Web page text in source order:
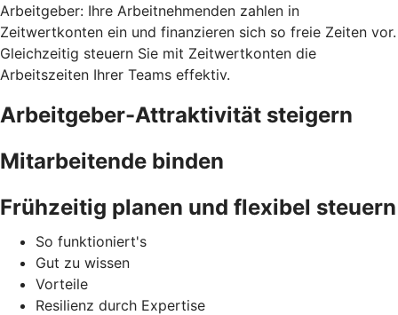
Arbeitgeber: Ihre Arbeitnehmenden zahlen in
Zeitwertkonten ein und finanzieren sich so freie Zeiten vor.
Gleichzeitig steuern Sie mit Zeitwertkonten die
Arbeitszeiten Ihrer Teams effektiv.
Arbeitgeber-Attraktivität steigern
Mitarbeitende binden
Frühzeitig planen und flexibel steuern
So funktioniert's
Gut zu wissen
Vorteile
Resilienz durch Expertise